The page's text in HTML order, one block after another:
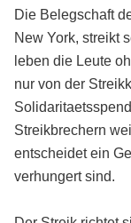
Die Belegschaft
New York, streikt
leben die Leute
nur von der
Streikbrechern
entscheidet ein
verhungert sind.